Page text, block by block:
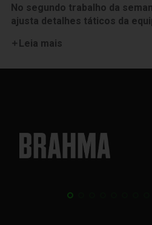
No segundo trabalho da
ajusta detalhes táticos da
Leia mais